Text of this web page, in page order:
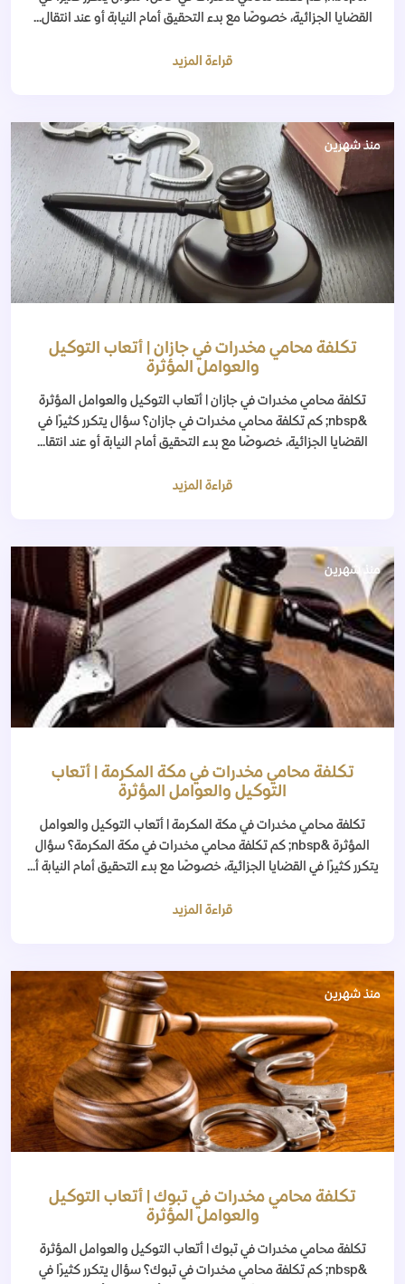
القضايا الجزائية، خصوصًا مع بدء التحقيق أمام النيابة أو عند انتقال...
قراءة المزيد
منذ شهرين
تكلفة محامي مخدرات في جازان | أتعاب التوكيل
والعوامل المؤثرة
تكلفة محامي مخدرات في جازان | أتعاب التوكيل والعوامل المؤثرة
&nbsp; كم تكلفة محامي مخدرات في جازان؟ سؤال يتكرر كثيرًا في
القضايا الجزائية، خصوصًا مع بدء التحقيق أمام النيابة أو عند انتقا...
قراءة المزيد
منذ شهرين
تكلفة محامي مخدرات في مكة المكرمة | أتعاب
التوكيل والعوامل المؤثرة
تكلفة محامي مخدرات في مكة المكرمة | أتعاب التوكيل والعوامل
المؤثرة &nbsp; كم تكلفة محامي مخدرات في مكة المكرمة؟ سؤال
يتكرر كثيرًا في القضايا الجزائية، خصوصًا مع بدء التحقيق أمام النيابة أ...
قراءة المزيد
منذ شهرين
تكلفة محامي مخدرات في تبوك | أتعاب التوكيل
والعوامل المؤثرة
تكلفة محامي مخدرات في تبوك | أتعاب التوكيل والعوامل المؤثرة
&nbsp; كم تكلفة محامي مخدرات في تبوك؟ سؤال يتكرر كثيرًا في